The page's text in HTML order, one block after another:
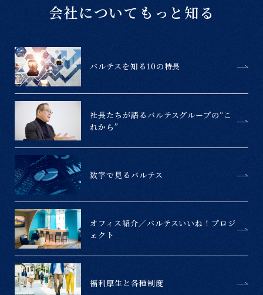
会社についてもっと知る
バルテスを知る10の特長
社長たちが語るバルテスグループの“こ
れから”
数字で見るバルテス
オフィス紹介／バルテスいいね！ プロジ
ェクト
福利厚生と各種制度